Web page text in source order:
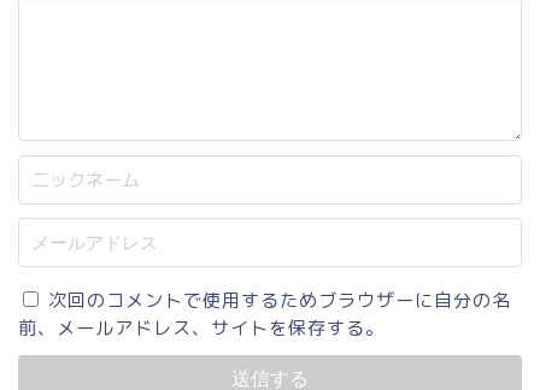
次回のコメントで使用するためブラウザーに自分の名
前、メールアドレス、サイトを保存する。